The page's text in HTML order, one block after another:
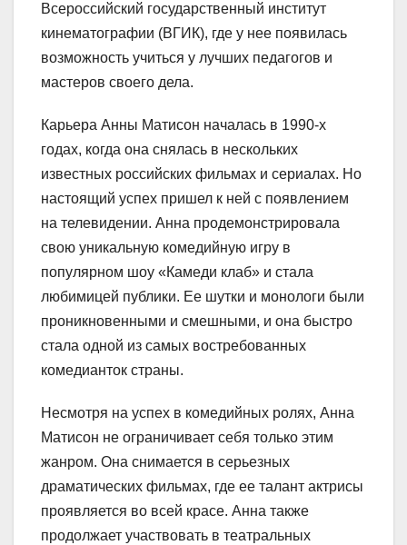
Всероссийский государственный институт
кинематографии (ВГИК), где у нее появилась
возможность учиться у лучших педагогов и
мастеров своего дела.
Карьера Анны Матисон началась в 1990-х
годах, когда она снялась в нескольких
известных российских фильмах и сериалах. Но
настоящий успех пришел к ней с появлением
на телевидении. Анна продемонстрировала
свою уникальную комедийную игру в
популярном шоу «Камеди клаб» и стала
любимицей публики. Ее шутки и монологи были
проникновенными и смешными, и она быстро
стала одной из самых востребованных
комедианток страны.
Несмотря на успех в комедийных ролях, Анна
Матисон не ограничивает себя только этим
жанром. Она снимается в серьезных
драматических фильмах, где ее талант актрисы
проявляется во всей красе. Анна также
продолжает участвовать в театральных